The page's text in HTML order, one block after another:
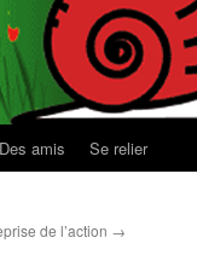
Des amis Se relier
de l’action →